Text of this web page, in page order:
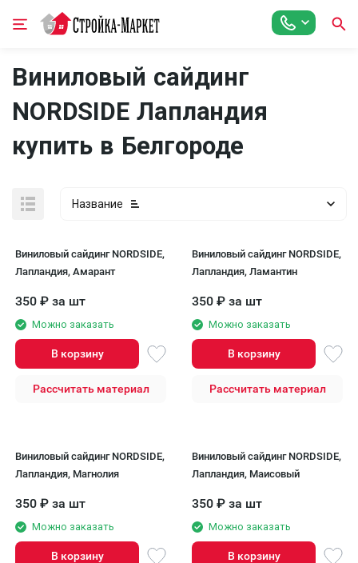
Виниловый сайдинг
NORDSIDE Лапландия
купить в Белгороде
Название
Виниловый сайдинг NORDSIDE,
Лапландия, Амарант
350 ₽ за шт
Можно заказать
В корзину
Рассчитать материал
Виниловый сайдинг NORDSIDE,
Лапландия, Ламантин
350 ₽ за шт
Можно заказать
В корзину
Рассчитать материал
Виниловый сайдинг NORDSIDE,
Лапландия, Магнолия
350 ₽ за шт
Можно заказать
В корзину
Виниловый сайдинг NORDSIDE,
Лапландия, Маисовый
350 ₽ за шт
Можно заказать
В корзину